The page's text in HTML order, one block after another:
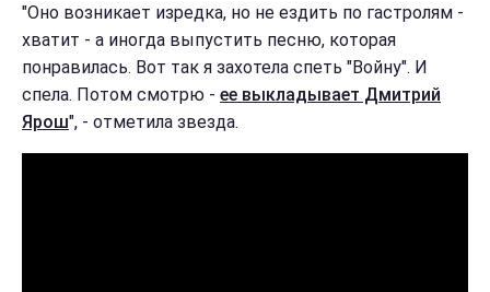
"Оно возникает изредка, но не ездить по гастролям -
хватит - а иногда выпустить песню, которая
понравилась. Вот так я захотела спеть "Войну". И
спела. Потом смотрю - ее выкладывает Дмитрий
Ярош", - отметила звезда.